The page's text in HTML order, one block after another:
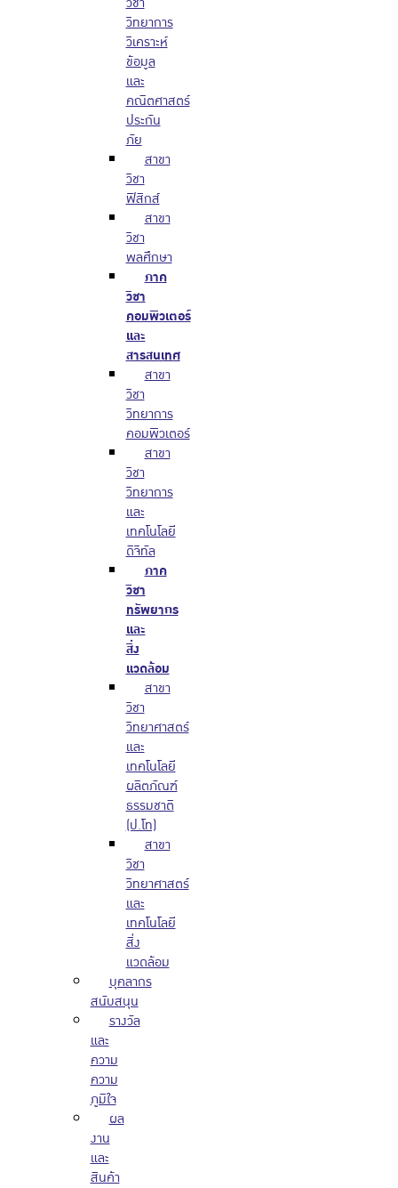
วิทยาการ
วิเคราะห์
ข้อมูล
และ
คณิตศาสตร์
ประกัน
ภัย
สาขา
วิชา
ฟิสิกส์
สาขา
วิชา
พลศึกษา
ภาค
วิชา
คอมพิวเตอร์
และ
สารสนเทศ
สาขา
วิชา
วิทยาการ
คอมพิวเตอร์
สาขา
วิชา
วิทยาการ
และ
เทคโนโลยี
ดิจิทัล
ภาค
วิชา
ทรัพยากร
และ
สิ่ง
แวดล้อม
สาขา
วิชา
วิทยาศาสตร์
และ
เทคโนโลยี
ผลิตภัณฑ์
ธรรมชาติ
(ป.โท)
สาขา
วิชา
วิทยาศาสตร์
และ
เทคโนโลยี
สิ่ง
แวดล้อม
บุคลากร
สนับสนุน
รางวัล
และ
ความ
ความ
ภูมิใจ
ผล
งาน
และ
สินค้า